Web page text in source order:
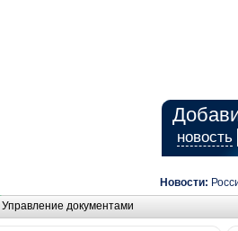
новость
Новости:
Управление документами